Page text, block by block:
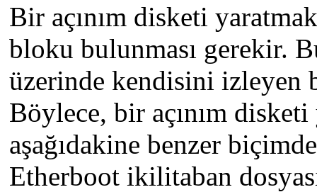
Bir açınım disketi
bloku bulunması gerekir.
üzerinde kendisini izleyen
Böylece, bir açınım
aşağıdakine benzer
Etherboot ikilitaban